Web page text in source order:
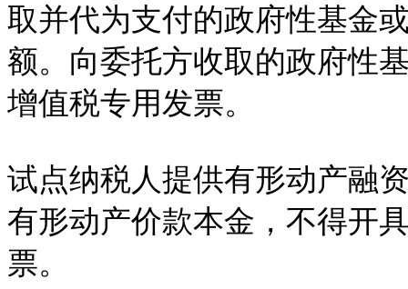
取并代为支付的政府性基金
额。向委托方收取的政府性
增值税专用发票。
试点纳税人提供有形动产融
有形动产价款本金，不得开
票。